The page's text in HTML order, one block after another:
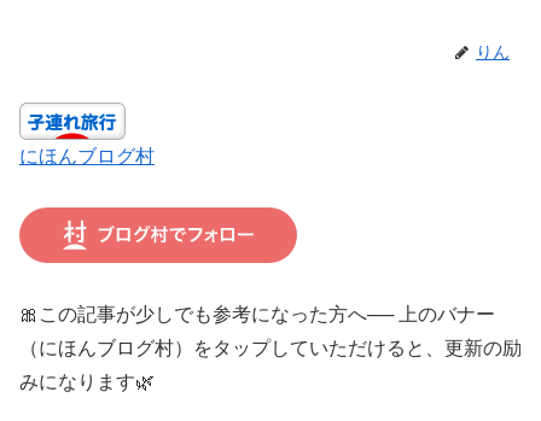
りん
にほんブログ村
🎀この記事が少しでも参考になった方へ── 上のバナー
（にほんブログ村）をタップしていただけると、更新の励
みになります🌿